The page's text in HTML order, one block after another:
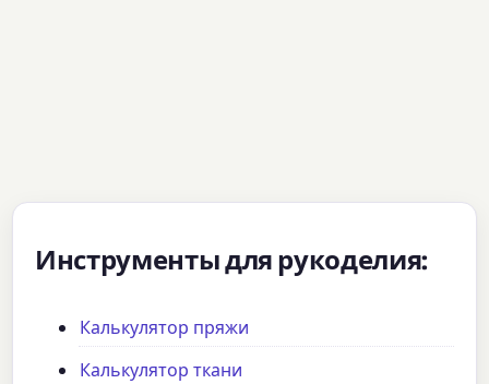
Инструменты для рукоделия:
Калькулятор пряжи
Калькулятор ткани